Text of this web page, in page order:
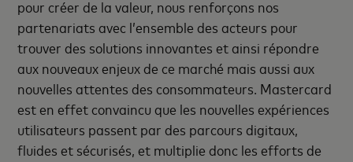
pour créer de la valeur, nous renforçons nos
partenariats avec l’ensemble des acteurs pour
trouver des solutions innovantes et ainsi répondre
aux nouveaux enjeux de ce marché mais aussi aux
nouvelles attentes des consommateurs. Mastercard
est en effet convaincu que les nouvelles expériences
utilisateurs passent par des parcours digitaux,
fluides et sécurisés, et multiplie donc les efforts de